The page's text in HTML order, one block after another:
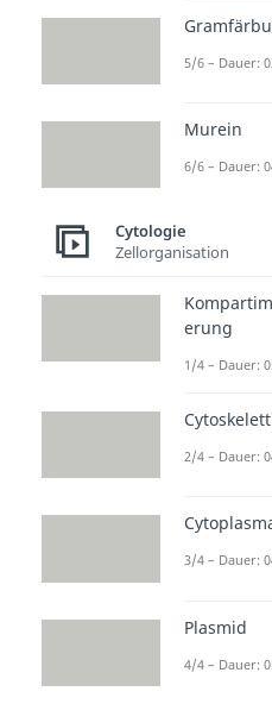
In den
befinden
sondern
Dadurch
in
Studyflix
5/6 – Dauer:
Murein
6/6 – Dauer:
Cytologie
Zellorganisation
erung
1/4 – Dauer:
Cytoskelett
2/4 – Dauer:
3/4 – Dauer:
Plasmid
4/4 – Dauer: